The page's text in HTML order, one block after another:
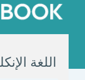
اللغة